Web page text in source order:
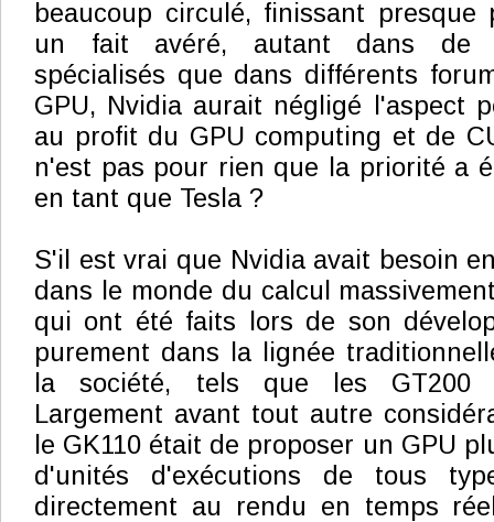
beaucoup circulé, finissant
un fait avéré, autant dans de
spécialisés que dans différents
GPU, Nvidia aurait négligé l'aspect
au profit du GPU computing et de
n'est pas pour rien que la priorité a
en tant que Tesla ?
S'il est vrai que Nvidia avait besoin
dans le monde du calcul
qui ont été faits lors de son
purement dans la lignée
la société, tels que les GT200
Largement avant tout autre
le GK110 était de proposer un GPU
d'unités d'exécutions de tous
directement au rendu en temps